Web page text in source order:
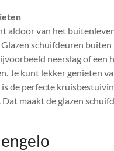
aldoor van het
schuifdeuren
neerslag of een
Je kunt lekker genieten
de perfecte
maakt de glazen